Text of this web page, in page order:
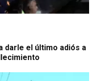
darle el último adiós a